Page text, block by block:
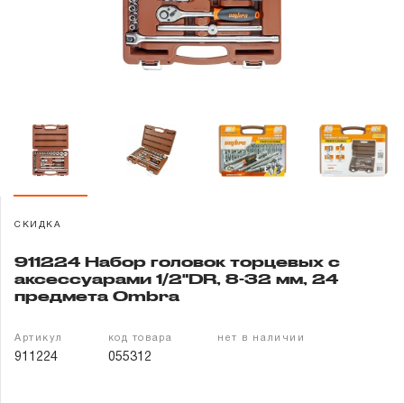
Гарантия и сервис
Доставка и оплата
Контакты
СКИДКА
911224 Набор головок торцевых с
аксессуарами 1/2"DR, 8-32 мм, 24
предмета Ombra
Артикул
911224
код товара
055312
нет в наличии